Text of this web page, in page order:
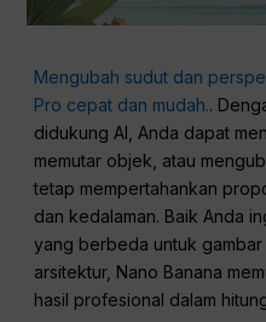
Mengubah sudut dan
Pro cepat dan mudah..
didukung AI, Anda dapat
memutar objek, atau
tetap mempertahankan
dan kedalaman. Baik Anda
yang berbeda untuk
arsitektur, Nano Banana
hasil profesional dalam